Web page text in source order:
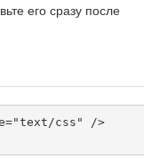
его сразу после
css" />